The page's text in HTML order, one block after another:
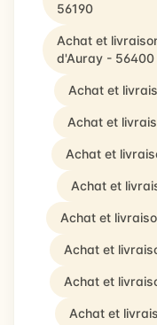
56190
Achat et
d'Auray - 56400
Achat et
Achat et
Achat et
Achat et
Achat et
Achat et
Achat et
Achat et